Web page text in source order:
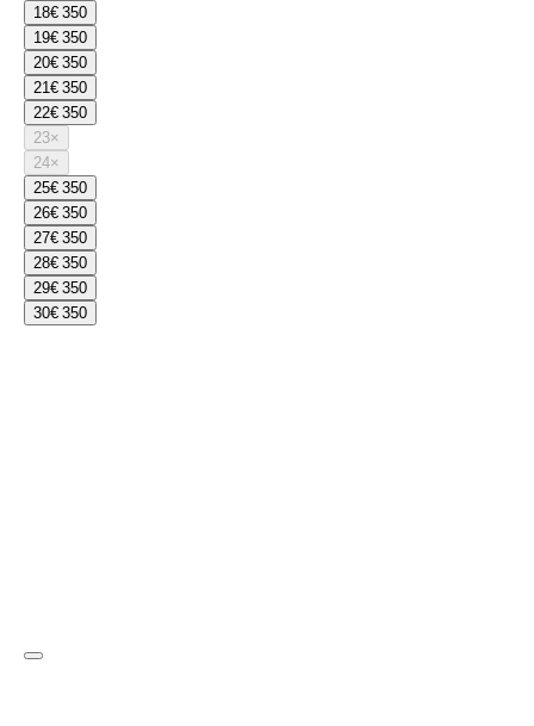
18€ 350
19€ 350
20€ 350
21€ 350
22€ 350
23×
24×
25€ 350
26€ 350
27€ 350
28€ 350
29€ 350
30€ 350